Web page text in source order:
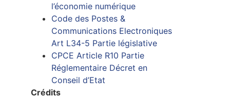
l’économie numérique
Code des Postes &
Communications Electroniques
Art L34-5 Partie législative
CPCE Article R10 Partie
Réglementaire Décret en
Conseil d’Etat
Crédits